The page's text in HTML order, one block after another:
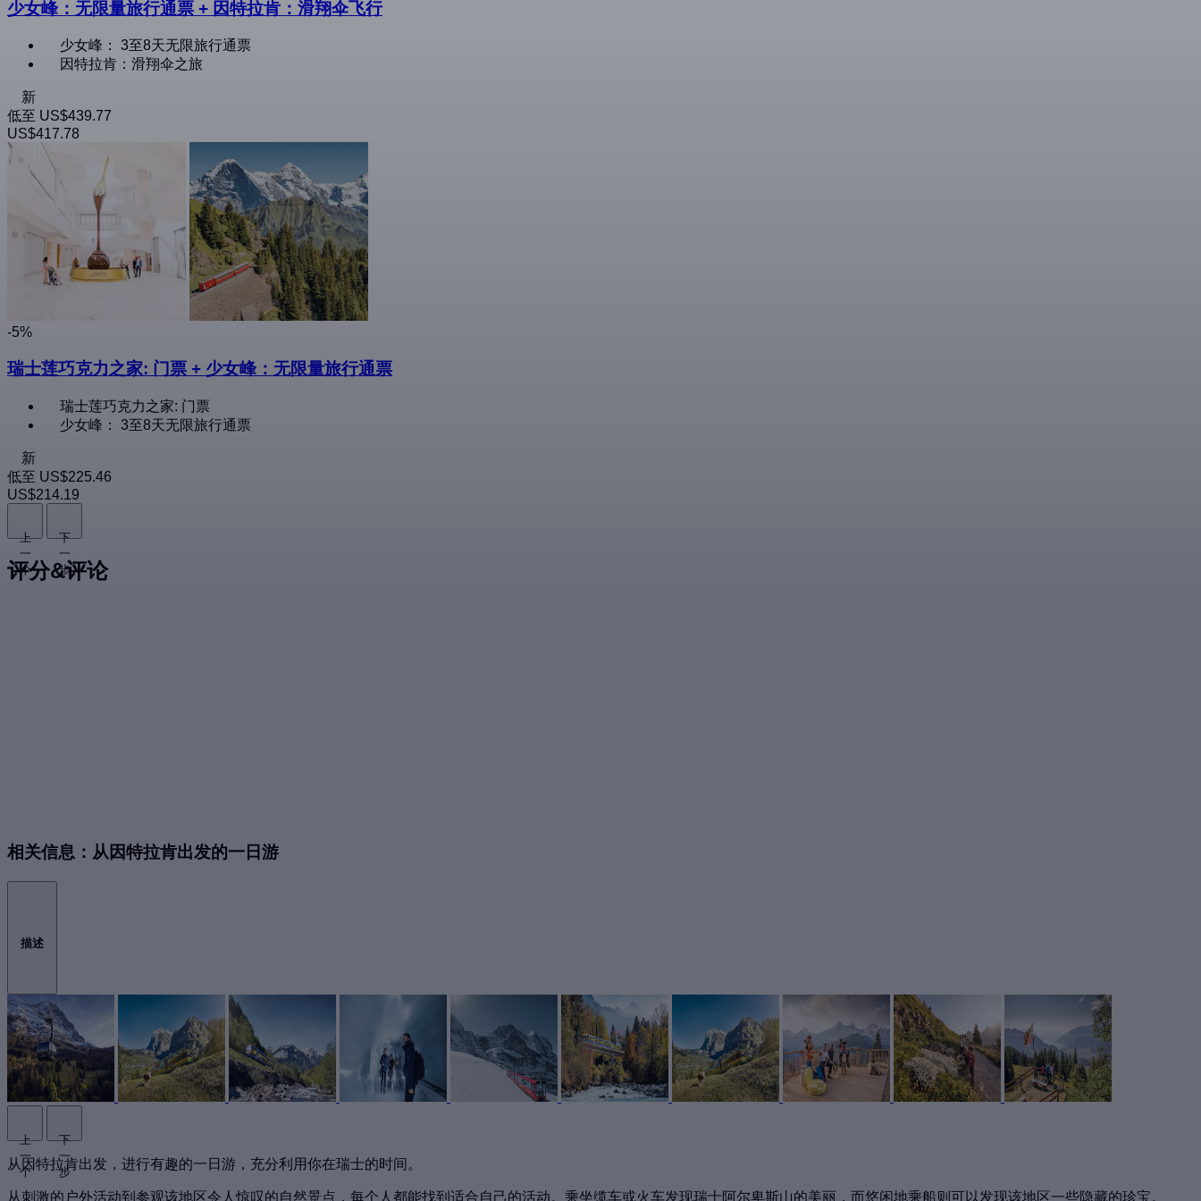
少女峰：无限量旅行通票 + 因特拉肯：滑翔伞飞行
少女峰： 3至8天无限旅行通票
因特拉肯：滑翔伞之旅
新
低至 US$439.77
US$417.78
-5%
瑞士莲巧克力之家: 门票 + 少女峰：无限量旅行通票
瑞士莲巧克力之家: 门票
少女峰： 3至8天无限旅行通票
新
低至 US$225.46
US$214.19
上
一
个
下
一
步
评分&评论
相关信息：从因特拉肯出发的一日游
描述
上
一
个
下
一
步
从因特拉肯出发，进行有趣的一日游，充分利用你在瑞士的时间。
从刺激的户外活动到参观该地区令人惊叹的自然景点，每个人都能找到适合自己的活动。乘坐缆车或火车发现瑞士阿尔卑斯山的美丽，而悠闲地乘船则可以发现该地区一些隐藏的珍宝。